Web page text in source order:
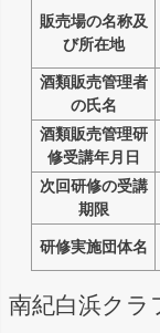
販売場の名称及
び所在地
酒類販売管理者
の氏名
酒類販売管理研
修受講年月日
次回研修の受講
期限
研修実施団体名
南紀白浜クラ